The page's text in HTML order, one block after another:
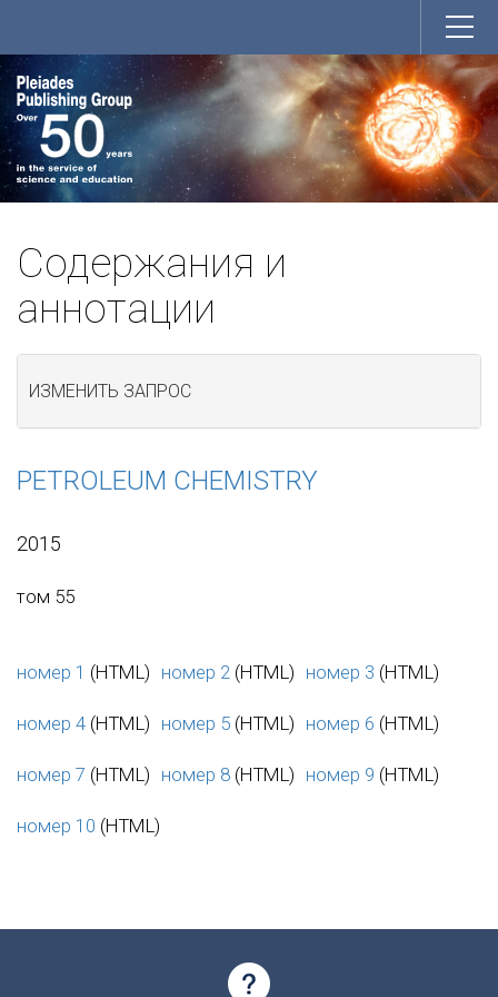
Содержания и
аннотации
ИЗМЕНИТЬ ЗАПРОС
PETROLEUM CHEMISTRY
2015
том 55
номер 1 (HTML) номер 2 (HTML) номер 3 (HTML)
номер 4 (HTML) номер 5 (HTML) номер 6 (HTML)
номер 7 (HTML) номер 8 (HTML) номер 9 (HTML)
номер 10 (HTML)